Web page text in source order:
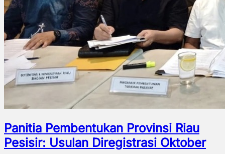
Panitia Pembentukan Provinsi Riau
Pesisir: Usulan Diregistrasi Oktober